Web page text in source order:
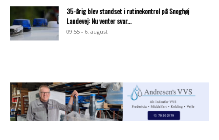
35-årig blev standset i rutinekontrol på Snoghøj
Landevej: Nu venter svar...
09:55 - 6. august